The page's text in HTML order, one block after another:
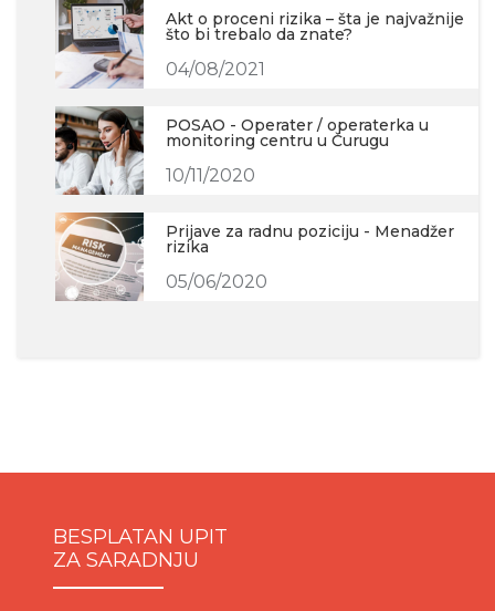
Akt o proceni rizika – šta je najvažnije
što bi trebalo da znate?
04/08/2021
POSAO - Operater / operaterka u
monitoring centru u Čurugu
10/11/2020
Prijave za radnu poziciju - Menadžer
rizika
05/06/2020
BESPLATAN UPIT
ZA SARADNJU